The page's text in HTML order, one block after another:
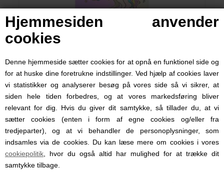
Hjemmesiden anvender
cookies
Denne hjemmeside sætter cookies for at opnå en funktionel side og
for at huske dine foretrukne indstillinger. Ved hjælp af cookies laver
vi statistikker og analyserer besøg på vores side så vi sikrer, at
siden hele tiden forbedres, og at vores markedsføring bliver
relevant for dig. Hvis du giver dit samtykke, så tillader du, at vi
sætter cookies (enten i form af egne cookies og/eller fra
tredjeparter), og at vi behandler de personoplysninger, som
indsamles via de cookies. Du kan læse mere om cookies i vores
cookiepolitik , hvor du også altid har mulighed for at trække dit
samtykke tilbage.
Mini Lykønskningskort, Enhjørning, Lilla
14,95 DKK